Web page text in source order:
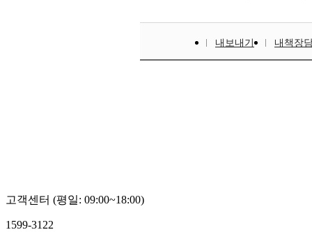
내보내기 내책장
고객센터 (평일: 09:00~18:00)
1599-3122